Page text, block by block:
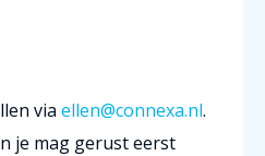
via ellen@connexa.nl.
je mag gerust eerst